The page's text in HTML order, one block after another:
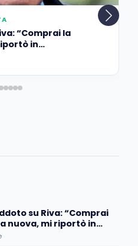
“Comprai la
in
su Riva: “Comprai
nuova, mi riportò in
per lasciarla…”